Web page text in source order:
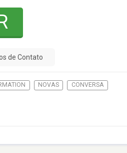
de Contato
NOVAS CONVERSA